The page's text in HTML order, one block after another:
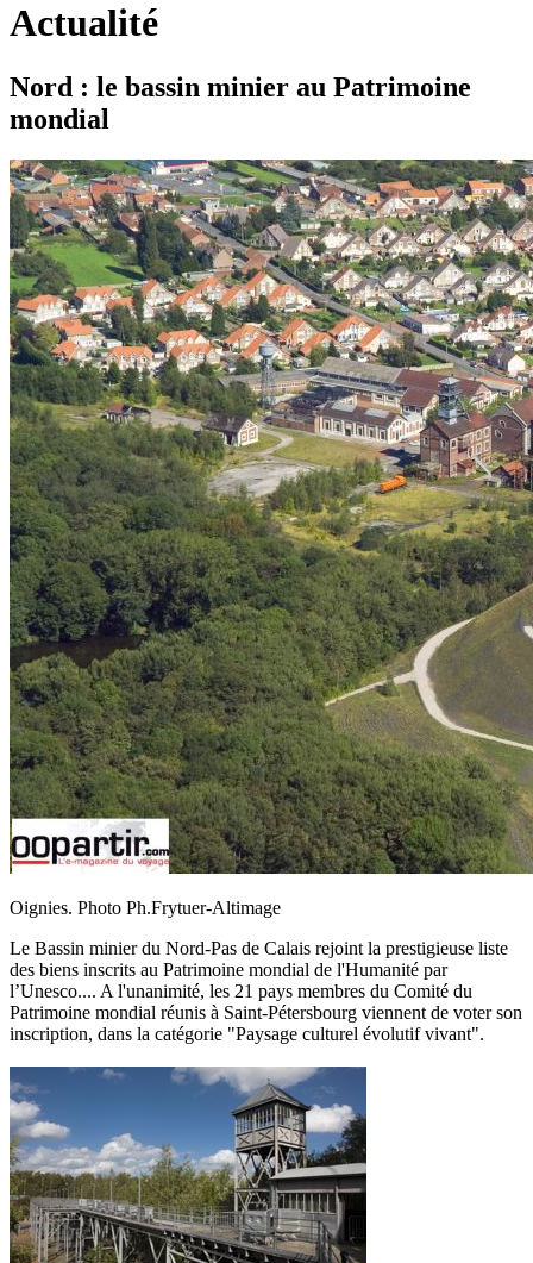
Actualité
Nord : le bassin minier au Patrimoine
mondial
Oignies. Photo Ph.Frytuer-Altimage
Le Bassin minier du Nord-Pas de Calais rejoint la prestigieuse liste
des biens inscrits au Patrimoine mondial de l'Humanité par
l’Unesco.... A l'unanimité, les 21 pays membres du Comité du
Patrimoine mondial réunis à Saint-Pétersbourg viennent de voter son
inscription, dans la catégorie "Paysage culturel évolutif vivant".